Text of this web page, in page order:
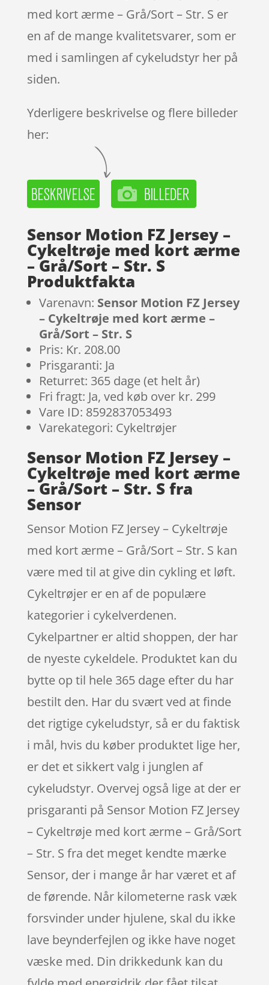
med kort ærme – Grå/Sort – Str. S er
en af de mange kvalitetsvarer, som er
med i samlingen af cykeludstyr her på
siden.
Yderligere beskrivelse og flere billeder
her:
Sensor Motion FZ Jersey –
Cykeltrøje med kort ærme
– Grå/Sort – Str. S
Produktfakta
Varenavn: Sensor Motion FZ Jersey
– Cykeltrøje med kort ærme –
Grå/Sort – Str. S
Pris: Kr. 208.00
Prisgaranti: Ja
Returret: 365 dage (et helt år)
Fri fragt: Ja, ved køb over kr. 299
Vare ID: 8592837053493
Varekategori: Cykeltrøjer
Sensor Motion FZ Jersey –
Cykeltrøje med kort ærme
– Grå/Sort – Str. S fra
Sensor
Sensor Motion FZ Jersey – Cykeltrøje
med kort ærme – Grå/Sort – Str. S kan
være med til at give din cykling et løft.
Cykeltrøjer er en af de populære
kategorier i cykelverdenen.
Cykelpartner er altid shoppen, der har
de nyeste cykeldele. Produktet kan du
bytte op til hele 365 dage efter du har
bestilt den. Har du svært ved at finde
det rigtige cykeludstyr, så er du faktisk
i mål, hvis du køber produktet lige her,
er det et sikkert valg i junglen af
cykeludstyr. Overvej også lige at der er
prisgaranti på Sensor Motion FZ Jersey
– Cykeltrøje med kort ærme – Grå/Sort
– Str. S fra det meget kendte mærke
Sensor, der i mange år har været et af
de førende. Når kilometerne rask væk
forsvinder under hjulene, skal du ikke
lave beynderfejlen og ikke have noget
væske med. Din drikkedunk kan du